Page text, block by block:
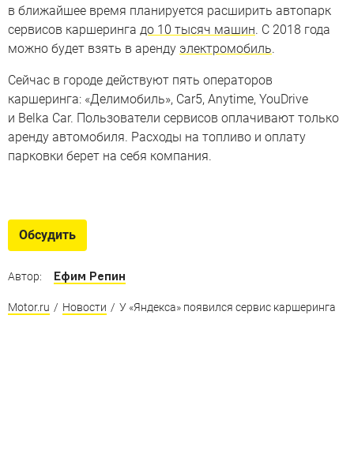
в ближайшее время планируется расширить автопарк
сервисов каршеринга до 10 тысяч машин. С 2018 года
можно будет взять в аренду электромобиль.
Сейчас в городе действуют пять операторов
каршеринга: «Делимобиль», Car5, Anytime, YouDrive
и Belka Car. Пользователи сервисов оплачивают только
аренду автомобиля. Расходы на топливо и оплату
парковки берет на себя компания.
Автобусы, ради которых хочется выбросить машину
Обсудить
Автор: Ефим Репин
Motor.ru / Новости / У «Яндекса» появился сервис каршеринга